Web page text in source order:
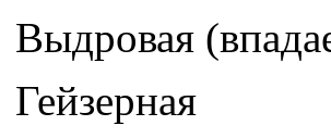
Выдровая
Гейзерная